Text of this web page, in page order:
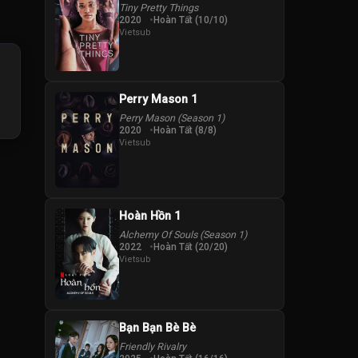
Tiny Pretty Things
2020 Hoàn Tất (10/10)
Vietsub
Perry Mason 1
Perry Mason (Season 1)
2020 Hoàn Tất (8/8)
Vietsub
Hoàn Hồn 1
Alchemy Of Souls (Season 1)
2022 Hoàn Tất (20/20)
Vietsub
Bạn Bạn Bè Bè
Friendly Rivalry